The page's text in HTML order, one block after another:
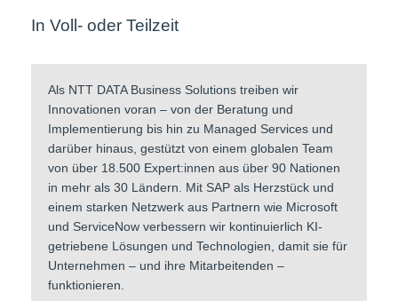
In Voll- oder Teilzeit
Als NTT DATA Business Solutions treiben wir
Innovationen voran – von der Beratung und
Implementierung bis hin zu Managed Services und
darüber hinaus, gestützt von einem globalen Team
von über 18.500 Expert:innen aus über 90 Nationen
in mehr als 30 Ländern. Mit SAP als Herzstück und
einem starken Netzwerk aus Partnern wie Microsoft
und ServiceNow verbessern wir kontinuierlich KI-
getriebene Lösungen und Technologien, damit sie für
Unternehmen – und ihre Mitarbeitenden –
funktionieren.